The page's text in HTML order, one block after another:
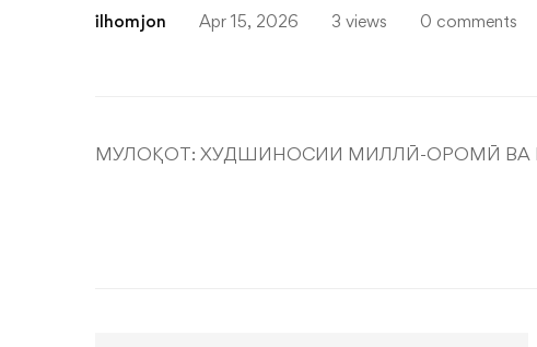
ilhomjon Apr 15, 2026 3 views 0 comments
МУЛОҚОТ: ХУДШИНОСИИ МИЛЛӢ-ОРОМӢ ВА